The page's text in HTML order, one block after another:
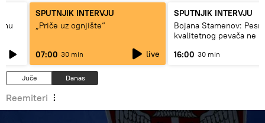
SPUTNJIK INTERVJU
„Priče uz ognjište“
07:00 30 min live
SPUTNJIK INTERVJU
Bojana Stamenov:
kvalitetnog pevača ne
16:00 30 min
Juče Danas
Reemiteri